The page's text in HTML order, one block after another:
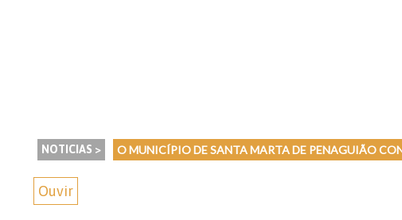
NOTICIAS > O MUNICÍPIO DE SANTA MARTA DE PENAGUIÃO
Ouvir